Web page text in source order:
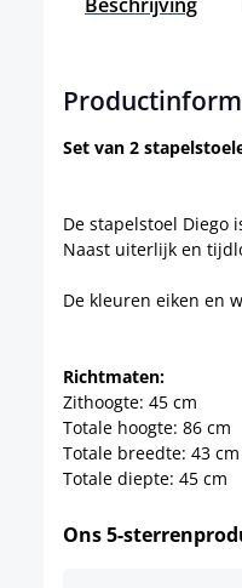
Set van 2
De stapelstoel Diego
Naast uiterlijk en
De kleuren eiken en
Richtmaten:
Zithoogte: 45 cm
Totale hoogte: 86 cm
Totale breedte: 43 cm
Totale diepte: 45 cm
Ons 5-